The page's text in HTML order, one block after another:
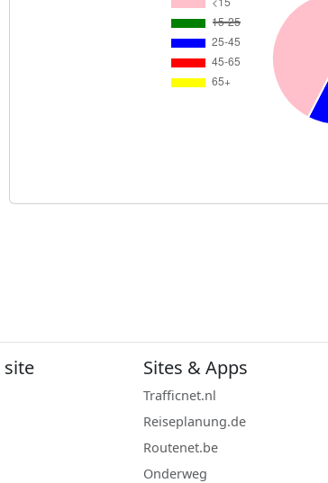
site Sites & Apps
Trafficnet.nl
Reiseplanung.de
Routenet.be
Onderweg